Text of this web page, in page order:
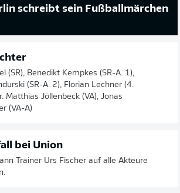
schreibt sein Fußballmärchen
(SR), Benedikt Kempkes (SR-A. 1),
(SR-A. 2), Florian Lechner (4.
Matthias Jöllenbeck (VA), Jonas
(VA-A)
bei Union
Trainer Urs Fischer auf alle Akteure